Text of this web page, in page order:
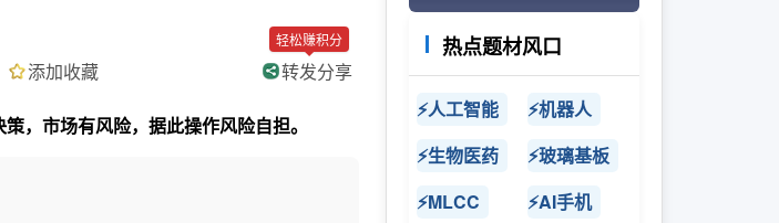
添加收藏
轻松赚积分
转发分享
，市场有风险，据此操作风险自担。
热点题材风口
⚡人工智能
⚡机器人
⚡生物医药
⚡玻璃基板
⚡MLCC
⚡AI手机